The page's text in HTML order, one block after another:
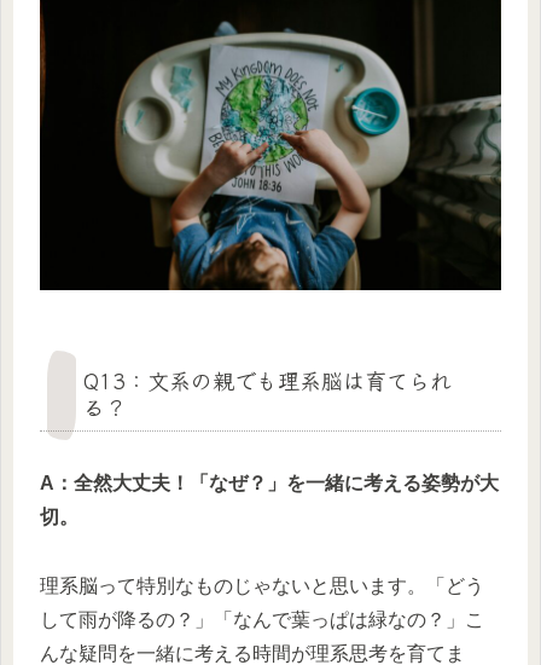
Q13：文系の親でも理系脳は育てられ
る？
A：全然大丈夫！「なぜ？」を一緒に考える姿勢が大
切。
理系脳って特別なものじゃないと思います。「どう
して雨が降るの？」「なんで葉っぱは緑なの？」こ
んな疑問を一緒に考える時間が理系思考を育てま